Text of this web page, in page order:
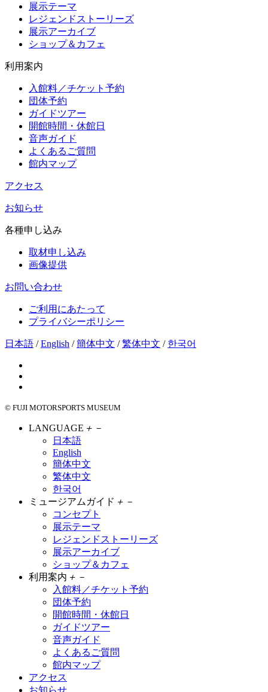
展示テーマ
レジェンドストーリーズ
展示アーカイブ
ショップ＆カフェ
利用案内
入館料／チケット予約
団体予約
ガイドツアー
開館時間・休館日
音声ガイド
よくあるご質問
館内マップ
アクセス
お知らせ
各種申し込み
取材申し込み
画像提供
お問い合わせ
ご利用にあたって
プライバシーポリシー
日本語 /English /簡体中文 /繁体中文 / 한국어
© FUJI MOTORSPORTS MUSEUM
LANGUAGE ＋ －
日本語
English
簡体中文
繁体中文
한국어
ミュージアムガイド ＋ －
コンセプト
展示テーマ
レジェンドストーリーズ
展示アーカイブ
ショップ＆カフェ
利用案内 ＋ －
入館料／チケット予約
団体予約
開館時間・休館日
ガイドツアー
音声ガイド
よくあるご質問
館内マップ
アクセス